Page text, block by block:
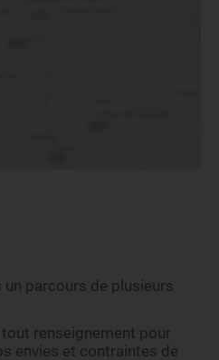
parcours de plusieurs
renseignement pour
envies et contraintes de